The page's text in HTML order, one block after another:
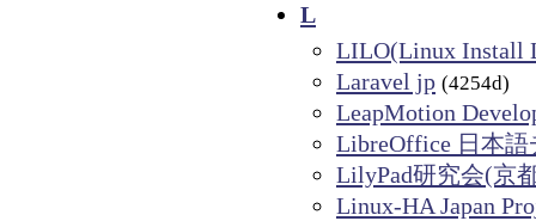
L
LILO(Linux Install
Laravel jp (4254d)
LeapMotion
LibreOffice 日本語
LilyPad研究会(京
Linux-HA Japan